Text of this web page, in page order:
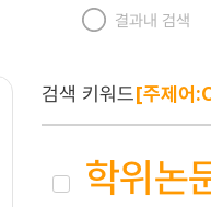
결과내 검색
검색 키워드[주제어
학위논